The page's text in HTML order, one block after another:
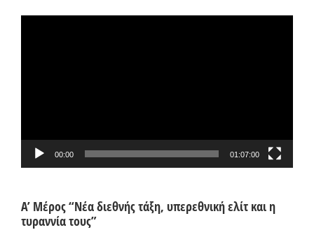
00:00 01:07:00
Α’ Μέρος “Νέα διεθνής τάξη, υπερεθνική ελίτ και η
τυραννία τους”